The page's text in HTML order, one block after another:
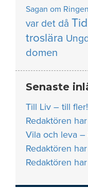
Sagan om Ringen
var det då Tid
troslära
domen
Senaste
Till Liv – till fler!
Redaktören
Vila och leva –
Redaktören
Redaktören